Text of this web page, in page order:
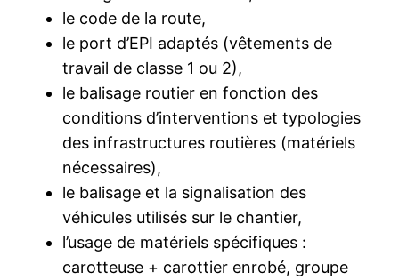
le code de la route,
le port d’EPI adaptés (vêtements de
travail de classe 1 ou 2),
le balisage routier en fonction des
conditions d’interventions et typologies
des infrastructures routières (matériels
nécessaires),
le balisage et la signalisation des
véhicules utilisés sur le chantier,
l’usage de matériels spécifiques :
carotteuse + carottier enrobé, groupe